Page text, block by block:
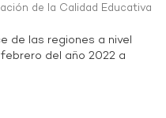
de la Calidad Educativa
de las regiones a nivel
del año 2022 a